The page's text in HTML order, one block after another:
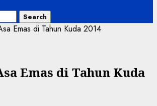
Emas di Tahun Kuda 2014
Emas di Tahun Kuda